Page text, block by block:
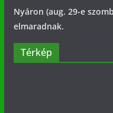
Nyáron (aug. 29-e
elmaradnak.
Térkép